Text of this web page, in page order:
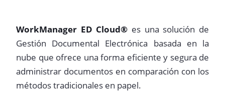
WorkManager ED Cloud® es una solución de
Gestión Documental Electrónica basada en la
nube que ofrece una forma eficiente y segura de
administrar documentos en comparación con los
métodos tradicionales en papel.